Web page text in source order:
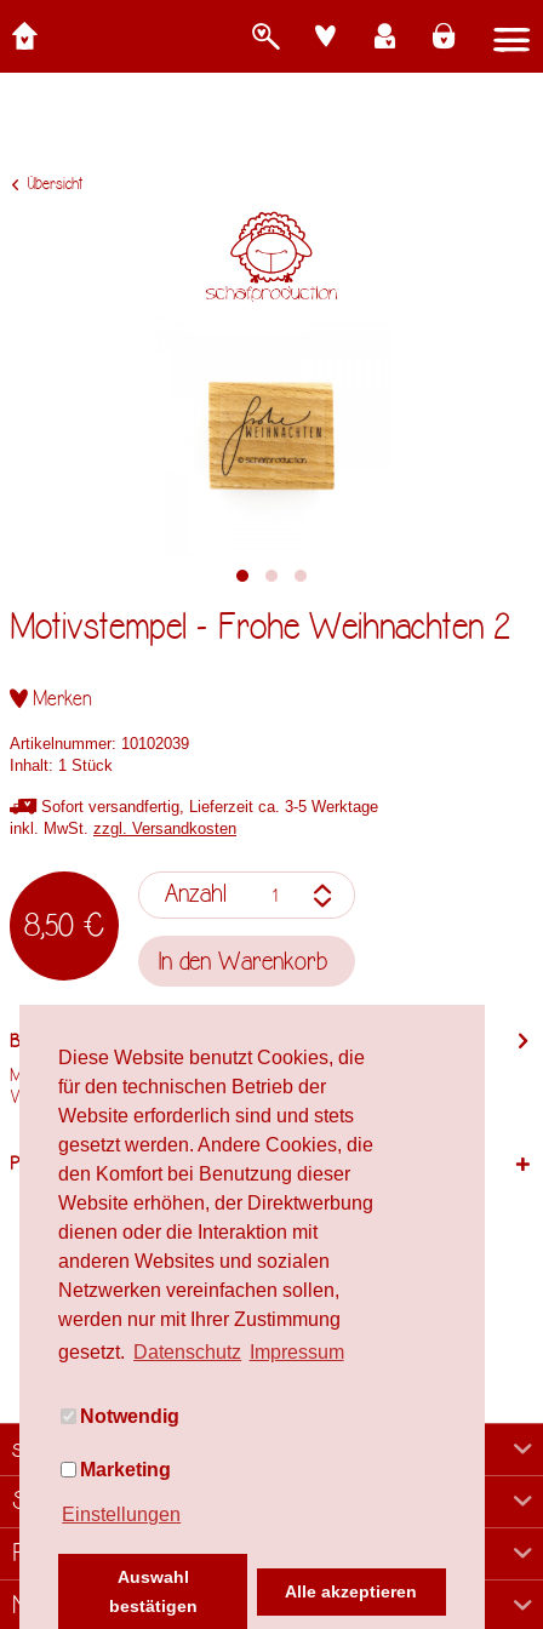
Diese Website benutzt Cookies, die
für den technischen Betrieb der
Website erforderlich sind und stets
gesetzt werden. Andere Cookies, die
den Komfort bei Benutzung dieser
Website erhöhen, der Direktwerbung
dienen oder die Interaktion mit
anderen Websites und sozialen
Netzwerken vereinfachen sollen,
werden nur mit Ihrer Zustimmung
gesetzt. Datenschutz Impressum
Notwendig
Marketing
Einstellungen
Auswahl
bestätigen
Alle akzeptieren
Übersicht
Motivstempel - Frohe Weihnachten 2
Merken
Artikelnummer: 10102039
Inhalt: 1 Stück
Sofort versandfertig, Lieferzeit ca. 3-5 Werktage
inkl. MwSt. zzgl. Versandkosten
8,50 €
Anzahl
In den Warenkorb
Beschreibung
Motivgröße: 30,5mm x 37,5mm Stempelholzgröße: 35mm x 45mm
Verwendete Materialien Holz,...mehr
Passende Produkte
schafproduction
Shop
Rechtliches
Newsletter